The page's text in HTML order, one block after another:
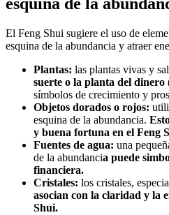
esquina de la
El Feng Shui sugiere el uso de
esquina de la abundancia y atraer
Plantas: las plantas vivas y
suerte o la planta del
símbolos de crecimiento y
Objetos dorados o rojos:
esquina de la abundancia.
y buena fortuna en el Feng
Fuentes de agua: una
de la abundancia puede
financiera.
Cristales: los cristales,
asocian con la claridad y la
Shui.